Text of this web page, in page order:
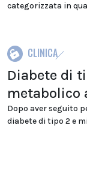
categorizzata in
CLINICA
Diabete di
metabolico
Dopo aver seguito
diabete di tipo 2 e